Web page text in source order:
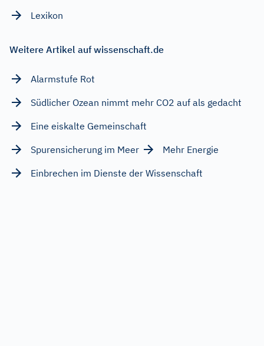
Lexikon
Weitere Artikel auf wissenschaft.de
Alarmstufe Rot
Südlicher Ozean nimmt mehr CO2 auf als gedacht
Eine eiskalte Gemeinschaft
Spurensicherung im Meer
Mehr Energie
Einbrechen im Dienste der Wissenschaft